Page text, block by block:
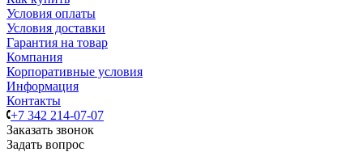
Условия оплаты
Условия доставки
Гарантия на товар
Компания
Корпоративные условия
Информация
Контакты
+7 342 214-07-07
Заказать звонок
Задать вопрос